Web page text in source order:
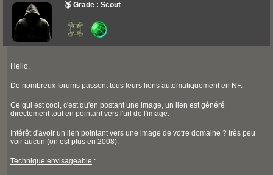
🥉 Grade : Scout
Hello,
De nombreux forums passent tous leurs liens automatiquement en NF.
Ce qui est cool, c'est qu'en postant une image, un lien est généré
directement tout en pointant vers l'url de l'image.
Intérêt d'avoir un lien pointant vers une image de votre domaine ? très peu
voir aucun (on est plus en 2008).
Technique envisageable :